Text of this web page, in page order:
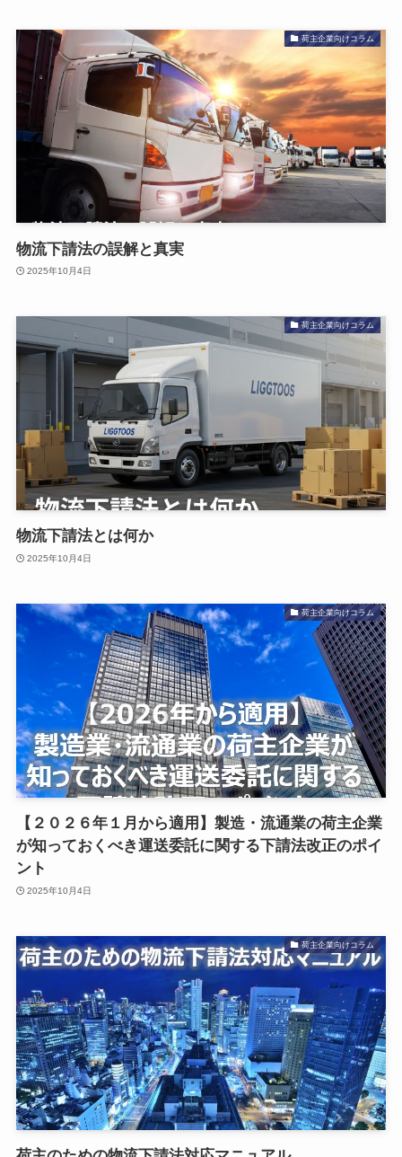
荷主企業向けコラム
物流下請法の誤解と真実
2025年10月4日
荷主企業向けコラム
物流下請法とは何か
2025年10月4日
荷主企業向けコラム
【２０２６年１月から適用】製造・流通業の荷主企業
が知っておくべき運送委託に関する下請法改正のポイ
ント
2025年10月4日
荷主企業向けコラム